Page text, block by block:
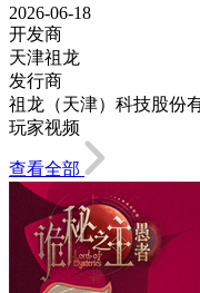
2026-06-18
开发商
天津祖龙
发行商
祖龙（天津）科技股份
玩家视频
查看全部